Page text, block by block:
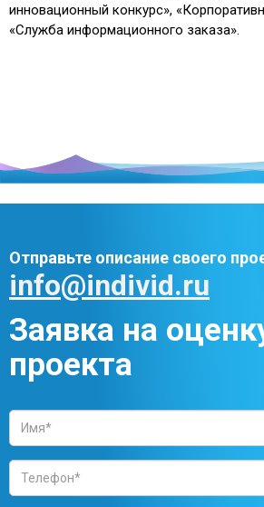
инновационный конкурс»,
«Служба информационного заказа».
Отправьте описание своего
info@individ.ru
Заявка на
проекта